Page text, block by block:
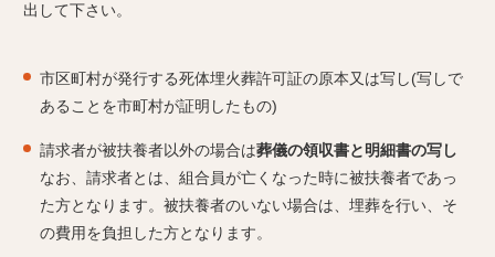
出して下さい。
市区町村が発行する死体埋火葬許可証の原本又は写し(写しで
あることを市町村が証明したもの)
請求者が被扶養者以外の場合は葬儀の領収書と明細書の写し
なお、請求者とは、組合員が亡くなった時に被扶養者であっ
た方となります。被扶養者のいない場合は、埋葬を行い、そ
の費用を負担した方となります。